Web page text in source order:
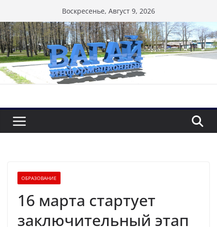
к
содержимому
Воскресенье, Август 9, 2026
ОБРАЗОВАНИЕ
16 марта стартует
заключительный этап